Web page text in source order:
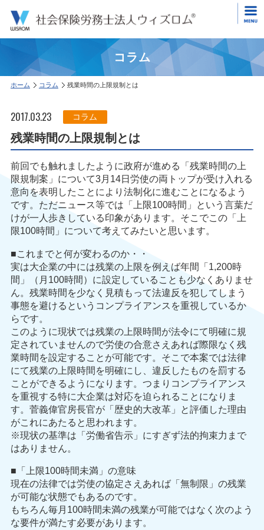
コラム
ホーム コラム 残業時間の上限規制とは
2017.03.23 コラム
残業時間の上限規制とは
前回でも触れましたように政府が進める「残業時間の上
限規制案」について3月14日労使の両トップが受け入れる
意向を表明したことにより法制化に進むことになるよう
です。ただニュース等では「上限100時間」という言葉だ
けが一人歩きしている印象があります。そこでこの「上
限100時間」について考えてみたいと思います。
■これまでと何が変わるのか・・
実は大企業の中には残業の上限を例えば年間「1,200時
間」（月100時間）に設定していることも少なくありませ
ん。残業時間を少なく見積もって法違反を犯してしまう
事態を避けるというコンプライアンスを重視しているか
らです。
このように現状では残業の上限時間が法令にて明確に規
定されていませんので労使の合意さえあれば際限なく残
業時間を設定することが可能です。そこで本案では法律
にて残業の上限時間を明確にし、違反したものを罰する
ことができるようになります。つまりコンプライアンス
を重視する特に大企業は対応を迫られることになりま
す。菅義偉官房長官が「歴史的大改革」と評価した理由
がこれにあたると思われます。
※現状の基準は「労働省告示」にすぎず法的拘束力まで
はありません。
■「上限100時間未満」の意味
現在の法律では労使の協定さえあれば「無制限」の残業
が可能な状態でもあるのです。
もちろん毎月100時間未満の残業が可能ではなく次のよう
な要件が満たす必要があります。